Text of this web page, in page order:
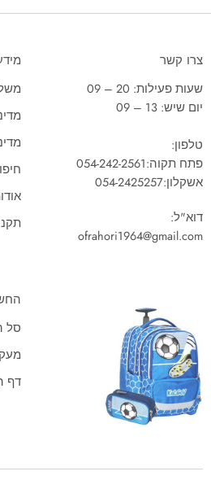
צרו קשר
שעות פעילות: 20 – 09
יום שיש: 13 – 09
טלפון:
פתח תקוה:054-242-2561
אשקלון:054-2425257
דוא"ל:
ofrahori1964@gmail.com
סל
דף